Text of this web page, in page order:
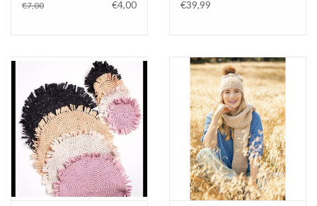
€7,00 €4,00
€39,99